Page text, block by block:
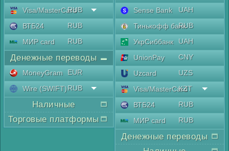
Visa/MasterCard
RUB
ВТБ24
RUB
МИР card
RUB
Денежные переводы
MoneyGram
EUR
Wire (SWIFT)RUB
Наличные
Торговые платформы
Sense Bank
UAH
Тинькофф банкRUB
УкрСиббанк
UAH
UnionPay
CNY
Uzcard
UZS
Visa/MasterCard
KZT
ВТБ24
RUB
МИР card
RUB
Денежные переводы